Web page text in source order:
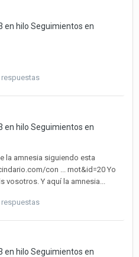
en hilo Seguimientos en
respuestas
en hilo Seguimientos en
la amnesia siguiendo esta
con ... rnot&id=20 Yo
vosotros. Y aquí la amnesia...
respuestas
en hilo Seguimientos en